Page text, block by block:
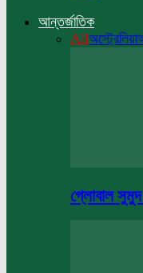
আন্তর্জাতিক
Allঅস্ট্রেলিয়া
গ্লোবাল সুমুদ